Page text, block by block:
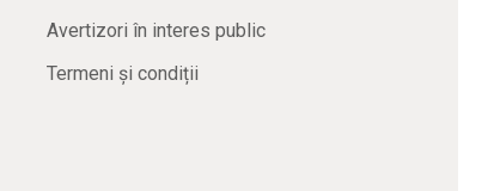
Avertizori în interes public
Termeni și condiții